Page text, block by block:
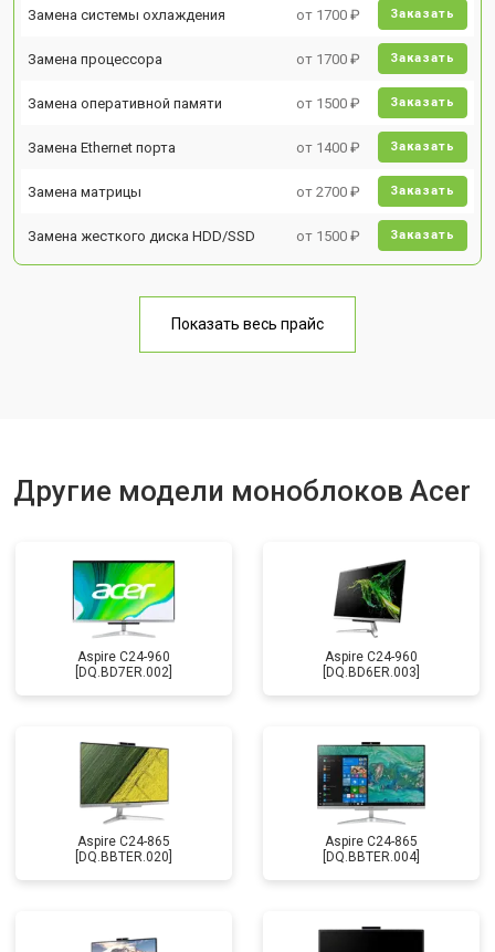
Замена системы охлаждения от 1700 ₽ Заказать
Замена процессора от 1700 ₽ Заказать
Замена оперативной памяти от 1500 ₽ Заказать
Замена Ethernet порта от 1400 ₽ Заказать
Замена матрицы от 2700 ₽ Заказать
Замена жесткого диска HDD/SSD от 1500 ₽ Заказать
Показать весь прайс
Другие модели моноблоков Acer
Aspire C24-960
[DQ.BD7ER.002]
Aspire C24-960
[DQ.BD6ER.003]
Aspire C24-865
[DQ.BBTER.020]
Aspire C24-865
[DQ.BBTER.004]